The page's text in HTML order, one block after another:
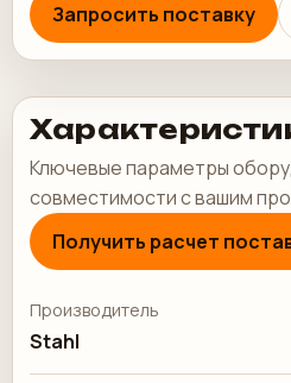
Запросить поставку
Ключевые параметры
совместимости с вашим
Получить расчет
Производитель
Stahl